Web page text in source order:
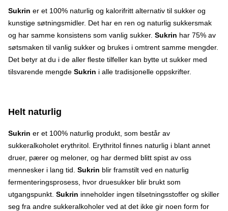
Sukrin er et 100% naturlig og kalorifritt alternativ til sukker og
kunstige søtningsmidler. Det har en ren og naturlig sukkersmak
og har samme konsistens som vanlig sukker. Sukrin har 75% av
søtsmaken til vanlig sukker og brukes i omtrent samme mengder.
Det betyr at du i de aller fleste tilfeller kan bytte ut sukker med
tilsvarende mengde Sukrin i alle tradisjonelle oppskrifter.
Helt naturlig
Sukrin er et 100% naturlig produkt, som består av
sukkeralkoholet erythritol. Erythritol finnes naturlig i blant annet
druer, pærer og meloner, og har dermed blitt spist av oss
mennesker i lang tid. Sukrin blir framstilt ved en naturlig
fermenteringsprosess, hvor druesukker blir brukt som
utgangspunkt. Sukrin inneholder ingen tilsetningsstoffer og skiller
seg fra andre sukkeralkoholer ved at det ikke gir noen form for